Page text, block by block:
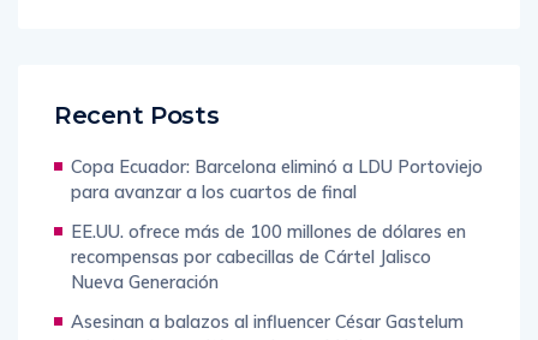
Recent Posts
Copa Ecuador: Barcelona eliminó a LDU Portoviejo
para avanzar a los cuartos de final
EE.UU. ofrece más de 100 millones de dólares en
recompensas por cabecillas de Cártel Jalisco
Nueva Generación
Asesinan a balazos al influencer César Gastelum